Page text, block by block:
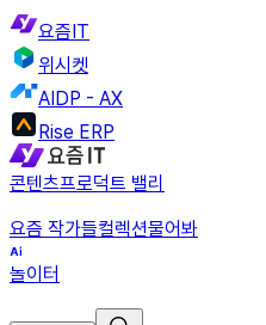
요즘IT
위시켓
AIDP - AX
Rise ERP
콘텐츠프로덕트 밸리
요즘 작가들컬렉션물어봐
놀이터